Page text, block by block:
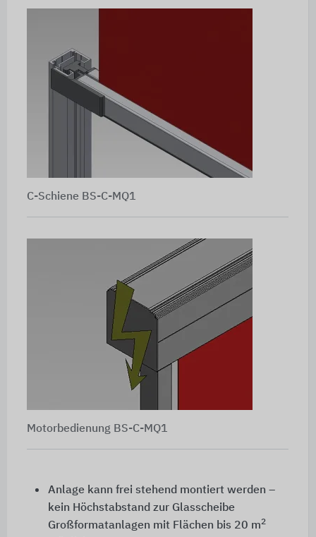
C-Schiene BS-C-MQ1
Motorbedienung BS-C-MQ1
Anlage kann frei stehend montiert werden –
kein Höchstabstand zur Glasscheibe
Großformatanlagen mit Flächen bis 20 m2